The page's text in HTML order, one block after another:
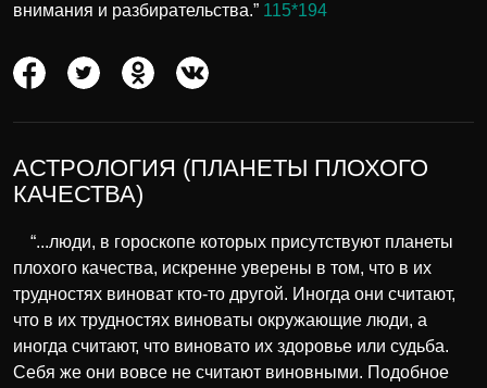
внимания и разбирательства.” 115*194
АСТРОЛОГИЯ (ПЛАНЕТЫ ПЛОХОГО
КАЧЕСТВА)
“...люди, в гороскопе которых присутствуют планеты
плохого качества, искренне уверены в том, что в их
трудностях виноват кто-то другой. Иногда они считают,
что в их трудностях виноваты окружающие люди, а
иногда считают, что виновато их здоровье или судьба.
Себя же они вовсе не считают виновными. Подобное